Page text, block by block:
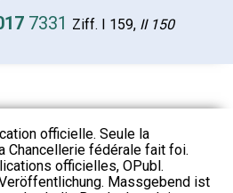
7331 Ziff. I 159, II 150
officielle. Seule la
Chancellerie fédérale fait foi.
officielles, OPubl.
Massgebend ist